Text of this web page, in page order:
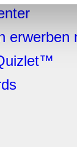
Einzelheiten
um Inhalte
Partner
erwerben